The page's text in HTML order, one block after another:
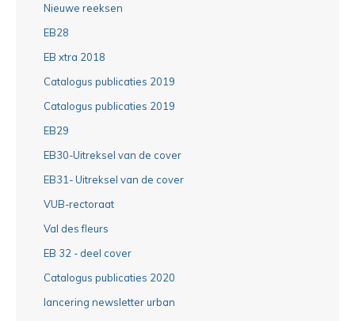
Nieuwe reeksen
EB28
EB xtra 2018
Catalogus publicaties 2019
Catalogus publicaties 2019
EB29
EB30-Uitreksel van de cover
EB31- Uitreksel van de cover
VUB-rectoraat
Val des fleurs
EB 32 - deel cover
Catalogus publicaties 2020
lancering newsletter urban